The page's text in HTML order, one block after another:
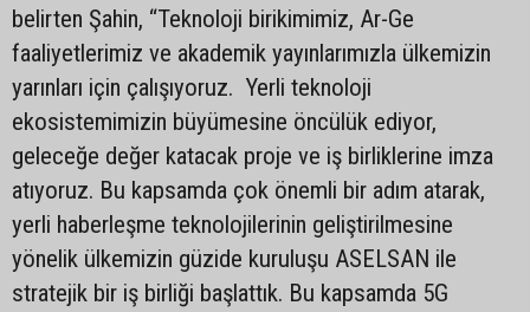
belirten Şahin, “Teknoloji birikimimiz, Ar-Ge
faaliyetlerimiz ve akademik yayınlarımızla ülkemizin
yarınları için çalışıyoruz. Yerli teknoloji
ekosistemimizin büyümesine öncülük ediyor,
geleceğe değer katacak proje ve iş birliklerine imza
atıyoruz. Bu kapsamda çok önemli bir adım atarak,
yerli haberleşme teknolojilerinin geliştirilmesine
yönelik ülkemizin güzide kuruluşu ASELSAN ile
stratejik bir iş birliği başlattık. Bu kapsamda 5G